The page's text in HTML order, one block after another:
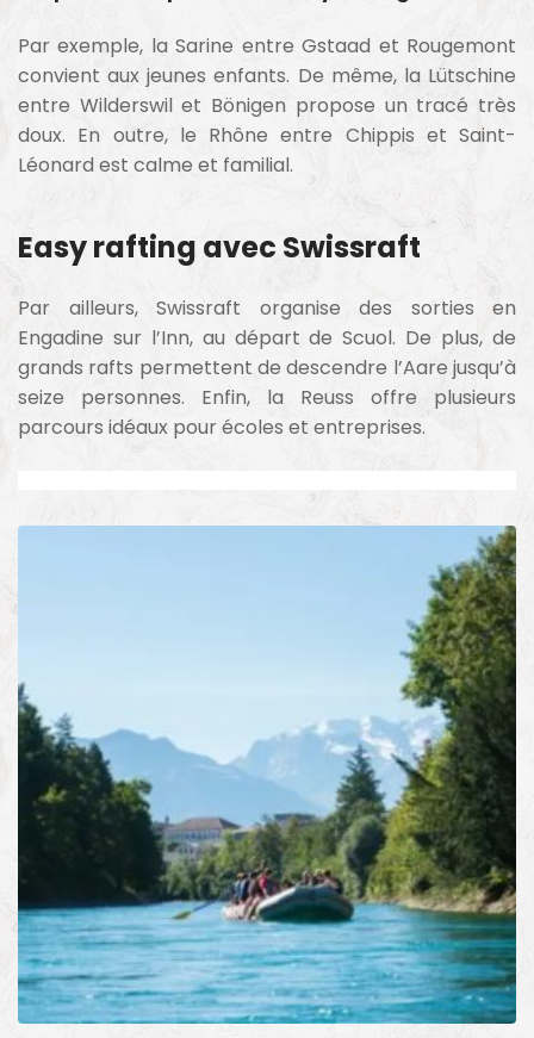
Par exemple, la Sarine entre Gstaad et Rougemont
convient aux jeunes enfants. De même, la Lütschine
entre Wilderswil et Bönigen propose un tracé très
doux. En outre, le Rhône entre Chippis et Saint-
Léonard est calme et familial.
Easy rafting avec Swissraft
Par ailleurs, Swissraft organise des sorties en
Engadine sur l’Inn, au départ de Scuol. De plus, de
grands rafts permettent de descendre l’Aare jusqu’à
seize personnes. Enfin, la Reuss offre plusieurs
parcours idéaux pour écoles et entreprises.